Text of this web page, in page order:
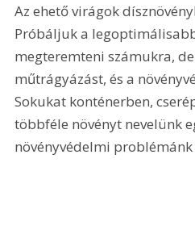
Az ehető virágok
Próbáljuk a
megteremteni számukra,
műtrágyázást, és a
Sokukat konténerben,
többféle növényt nevelünk
növényvédelmi